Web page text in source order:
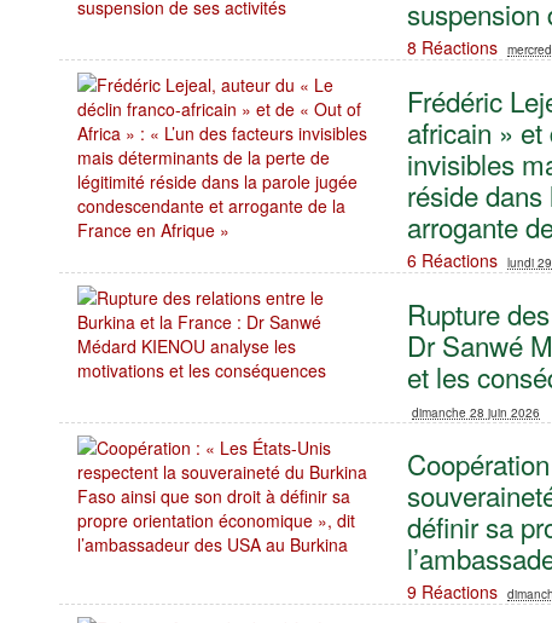
suspension
8 Réactions
Frédéric
africain » et
invisibles
réside
arrogante
6 Réactions lundi
Rupture
Dr Sanwé
et les
dimanche 28 juin 2026
définir sa
9 Réactions